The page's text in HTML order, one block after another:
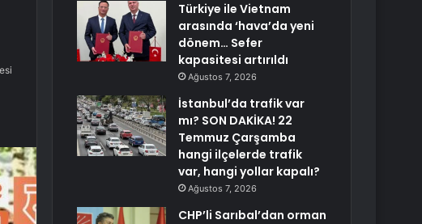
Türkiye ile Vietnam
arasında ‘hava’da yeni
dönem… Sefer
kapasitesi artırıldı
Ağustos 7, 2026
İstanbul’da trafik var
mı? SON DAKİKA! 22
Temmuz Çarşamba
hangi ilçelerde trafik
var, hangi yollar kapalı?
Ağustos 7, 2026
CHP’li Sarıbal’dan orman